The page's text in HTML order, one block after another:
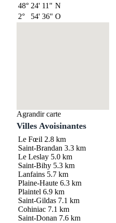
48° 24' 11" N
2°
54' 36" O
Agrandir carte
Villes Avoisinantes
Le Fœil 2.8 km
Saint-Brandan 3.3 km
Le Leslay5.0 km
Saint-Bihy5.3 km
Lanfains5.7 km
Plaine-Haute6.3 km
Plaintel 6.9 km
Saint-Gildas7.1 km
Cohiniac7.1 km
Saint-Donan 7.6 km